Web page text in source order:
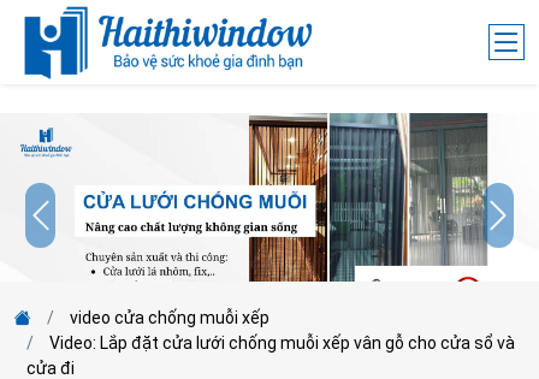
video cửa chống muỗi xếp
Video: Lắp đặt cửa lưới chống muỗi xếp vân gỗ cho cửa sổ và
cửa đi